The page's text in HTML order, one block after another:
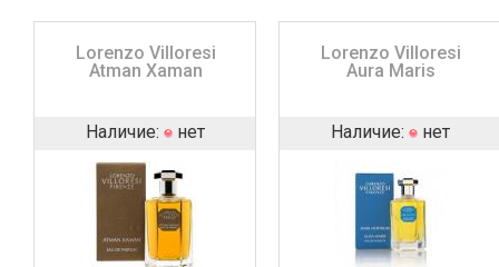
Lorenzo Villoresi
Atman Xaman
Наличие: нет
Lorenzo Villoresi
Aura Maris
Наличие: нет